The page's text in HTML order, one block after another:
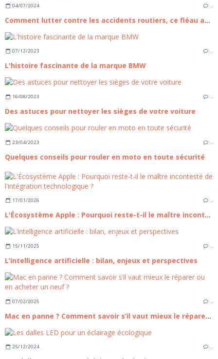
04/07/2024 …
Comment lutter contre les accidents routiers, ce fléau aux conséquences lourdes
07/12/2023 …
L'histoire fascinante de la marque BMW
16/08/2023 …
Des astuces pour nettoyer les sièges de votre voiture
23/04/2023 …
Quelques conseils pour rouler en moto en toute sécurité
17/01/2026 …
L'Écosystème Apple : Pourquoi reste-t-il le maître incontesté de l'intégration technologique ?
15/11/2025 …
L’intelligence artificielle : bilan, enjeux et perspectives
07/02/2025
Mac en panne ? Comment savoir s’il vaut mieux le réparer ou en acheter un neuf ?
25/12/2024 …